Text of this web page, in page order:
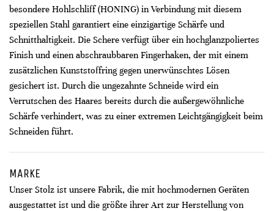
besondere Hohlschliff (HONING) in Verbindung mit diesem
speziellen Stahl garantiert eine einzigartige Schärfe und
Schnitthaltigkeit. Die Schere verfügt über ein hochglanzpoliertes
Finish und einen abschraubbaren Fingerhaken, der mit einem
zusätzlichen Kunststoffring gegen unerwünschtes Lösen
gesichert ist. Durch die ungezahnte Schneide wird ein
Verrutschen des Haares bereits durch die außergewöhnliche
Schärfe verhindert, was zu einer extremen Leichtgängigkeit beim
Schneiden führt.
MARKE
Unser Stolz ist unsere Fabrik, die mit hochmodernen Geräten
ausgestattet ist und die größte ihrer Art zur Herstellung von